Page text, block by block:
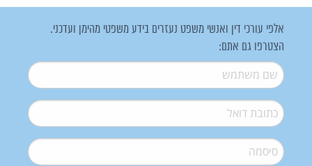
אלפי עורכי דין ואנשי משפט נעזרים בידע משפטי מהימן ועדכני.
הצטרפו גם אתם:
שם משתמש*
דואל*
סיסמה*